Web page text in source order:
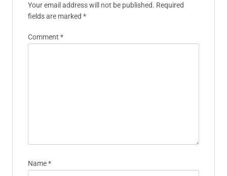
Your email address will not be published. Required
fields are marked *
Comment *
Name*